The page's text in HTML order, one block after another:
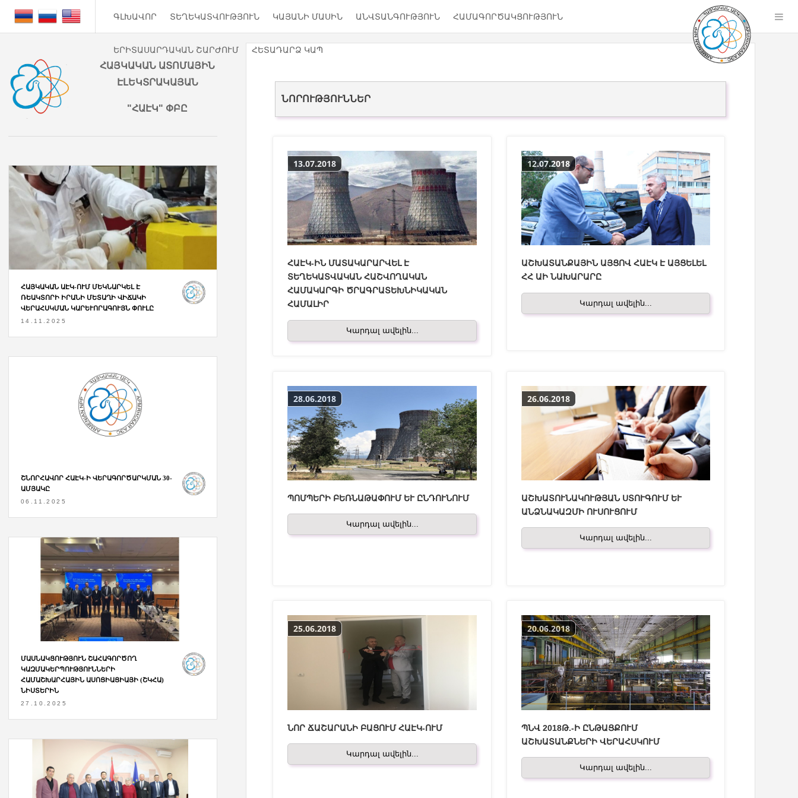
ԳԼԽԱՎՈՐ ՏԵՂԵԿԱՏՎՈՒԹՅՈՒՆ ԿԱՅԱՆԻ ՄԱՍԻՆ ԱՆՎՏԱՆԳՈՒԹՅՈՒՆ ՀԱՄԱԳՈՐԾԱԿՑՈՒԹՅՈՒՆ
ԵՐԻՏԱՍԱՐԴԱԿԱՆ ՇԱՐԺՈՒՄ ՀԵՏԱԴԱՐՁ ԿԱՊ
ՆՈՐՈՒԹՅՈՒՆՆԵՐ
13.07.2018
ՀԱԷԿ-ԻՆ ՄԱՏԱԿԱՐԱՐՎԵԼ Է
ՏԵՂԵԿԱՏՎԱԿԱՆ ՀԱՇՎՈՂԱԿԱՆ
ՀԱՄԱԿԱՐԳԻ ԾՐԱԳՐԱՏԵԽՆԻԿԱԿԱՆ
ՀԱՄԱԼԻՐ
Կարդալ ավելին...
12.07.2018
ԱՇԽԱՏԱՆՔԱՅԻՆ ԱՅՑՈՎ ՀԱԷԿ Է ԱՅՑԵԼԵԼ
ՀՀ ԱԻ ՆԱԽԱՐԱՐԸ
Կարդալ ավելին...
28.06.2018
ՊՈՄՊԵՐԻ ԲԵՌՆԱԹԱՓՈՒՄ ԵՒ ԸՆԴՈՒՆՈՒՄ
Կարդալ ավելին...
26.06.2018
ԱՇԽԱՏՈՒՆԱԿՈՒԹՅԱՆ ՍՏՈՒԳՈՒՄ ԵՒ Ա
ՆՁՆԱԿԱԶՄԻ ՈՒՍՈՒՑՈՒՄ
Կարդալ ավելին...
25.06.2018
ՆՈՐ ՃԱՇԱՐԱՆԻ ԲԱՑՈՒՄ ՀԱԷԿ-ՈՒՄ
Կարդալ ավելին...
20.06.2018
ՊՆՎ 2018Թ.-Ի ԸՆԹԱՑՔՈՒՄ
ԱՇԽԱՏԱՆՔՆԵՐԻ ՎԵՐԱՀՍԿՈՒՄ
Կարդալ ավելին...
ՀԱՅԿԱԿԱՆ ԱՏՈՄԱՅԻՆ
ԷԼԵԿՏՐԱԿԱՅԱՆ
"ՀԱԷԿ" ՓԲԸ
ՀԱՅԿԱԿԱՆ ԱԷԿ-ՈՒՄ ՄԵԿՆԱՐԿԵԼ Է
ՌԵԱԿՏՈՐԻ ԻՐԱՆԻ ՄԵՏԱՂԻ ՎԻՃԱԿԻ
ՎԵՐԱՀՍԿՄԱՆ ԿԱՐԵՒՈՐԱԳՈՒՅՆ ՓՈՒԼԸ
14.11.2025
ՇՆՈՐՀԱՎՈՐ ՀԱԷԿ-Ի ՎԵՐԱԳՈՐԾԱՐԿՄԱՆ 30-
ԱՄՅԱԿԸ
06.11.2025
ՄԱՍՆԱԿՑՈՒԹՅՈՒՆ ՇԱՀԱԳՈՐԾՈՂ
ԿԱԶՄԱԿԵՐՊՈՒԹՅՈՒՆՆԵՐԻ
ՀԱՄԱՇԽԱՐՀԱՅԻՆ ԱՍՈՑԻԱՑԻԱՅԻ (ՇԿՀԱ)
ՆԻՍՏԵՐԻՆ
27.10.2025